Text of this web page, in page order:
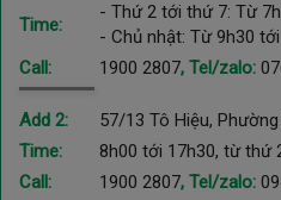
Time:
- Thứ 2 tới thứ 7: Từ
- Chủ nhật: Từ 9h30
Call:
1900 2807, Tel/zalo:
Add 2:
57/13 Tô Hiệu,
Time:
8h00 tới 17h30, từ thứ
Call:
1900 2807, Tel/zalo: